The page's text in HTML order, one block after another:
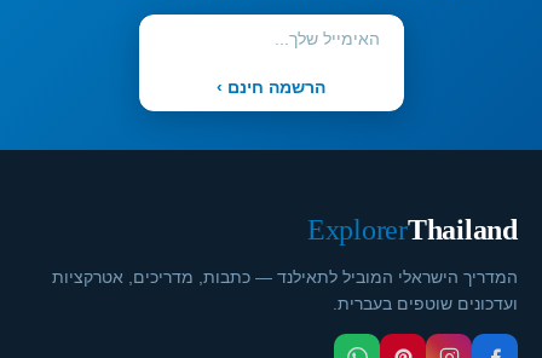
הרשמה חינם ›
Thailand
Explorer
המדריך הישראלי המוביל לתאילנד — כתבות, מדריכים, אטרקציות
ועדכונים שוטפים בעברית.